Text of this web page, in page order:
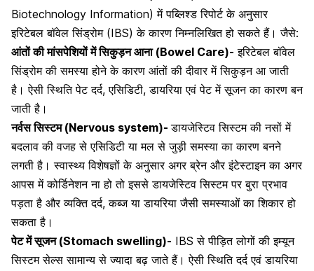
Biotechnology Information) में पब्लिश्ड रिपोर्ट के अनुसार
इरिटेबल बॉवेल सिंड्रोम (IBS) के कारण निम्नलिखित हो सकते हैं। जैसे:
आंतों की मांसपेशियों में सिकुड़न आना (Bowel Care)- इरिटेबल बॉवेल
सिंड्रोम की समस्या होने के कारण आंतों की दीवार में सिकुड़न आ जाती
है। ऐसी स्थितिपेट दर्द,एसिडिटी, डायरिया एवं पेट में सूजन का कारण बन
जाती है।
नर्वस सिस्टम (Nervous system)-डायजेस्टिव सिस्टम की नसों में
बदलाव की वजह से एसिडिटी या मल से जुड़ी समस्या का कारण बनने
लगती है। स्वास्थ्य विशेषज्ञों के अनुसार अगर ब्रेन और इंटेस्टाइन का अगर
आपस में कोर्डिनेशन ना हो तो इससेडायजेस्टिव सिस्टमपर बुरा प्रभाव
पड़ता है और व्यक्ति दर्द, कब्ज या डायरिया जैसी समस्याओं का शिकार हो
सकता है।
पेट में सूजन (Stomach swelling)- IBS से पीड़ित लोगों की इम्यून
सिस्टम सेल्स सामान्य से ज्यादा बढ़ जाते हैं। ऐसी स्थिति दर्द एवं डायरिया